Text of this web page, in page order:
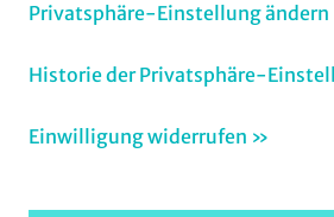
Privatsphäre-Einstellung
Historie der Privatsphäre-
Einwilligung widerrufen »